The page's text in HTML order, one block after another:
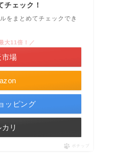
チェック！
をまとめてチェックでき
大11倍！／
市場
ッピング
カリ
ポチップ